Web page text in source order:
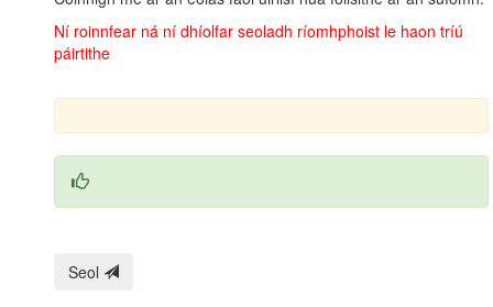
Ní roinnfear ná ní dhíolfar seoladh ríomhphoist le haon tríú
páirtithe
Seol